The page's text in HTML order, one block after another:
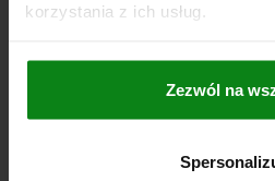
korzystania z ich usług.
Zezwól na
FORMA:G, D=8, D1=M20,
TYP FORMY=GWINT
F X 30°=2,3 SKOK